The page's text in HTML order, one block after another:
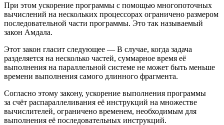
При этом ускорение программы с помощью многопоточных
вычислений на нескольких процессорах ограничено размером
последовательной части программы. Это так называемый
закон Амдала.
Этот закон гласит следующее — В случае, когда задача
разделяется на несколько частей, суммарное время её
выполнения на параллельной системе не может быть меньше
времени выполнения самого длинного фрагмента.
Согласно этому закону, ускорение выполнения программы
за счёт распараллеливания её инструкций на множестве
вычислителей, ограничено временем, необходимым для
выполнения её последовательных инструкций.